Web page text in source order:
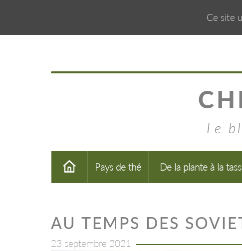
Le
Pays de thé De la plante à la
AU TEMPS DES
23 septembre 2021
Ce site